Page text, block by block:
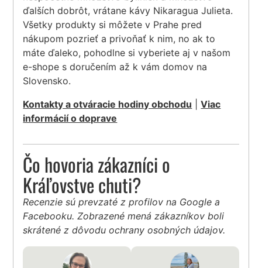
ďalších dobrôt, vrátane kávy Nikaragua Julieta.
Všetky produkty si môžete v Prahe pred
nákupom pozrieť a privoňať k nim, no ak to
máte ďaleko, pohodlne si vyberiete aj v našom
e-shope s doručením až k vám domov na
Slovensko.
Kontakty a otváracie hodiny obchodu |Viac
informácií o doprave
Čo hovoria zákazníci o
Kráľovstve chuti?
Recenzie sú prevzaté z profilov na Google a
Facebooku. Zobrazené mená zákazníkov boli
skrátené z dôvodu ochrany osobných údajov.